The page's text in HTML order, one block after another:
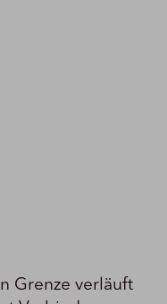
Grenze verläuft